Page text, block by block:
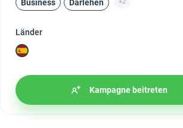
Business Darlehen
Länder
Kampagne beitreten